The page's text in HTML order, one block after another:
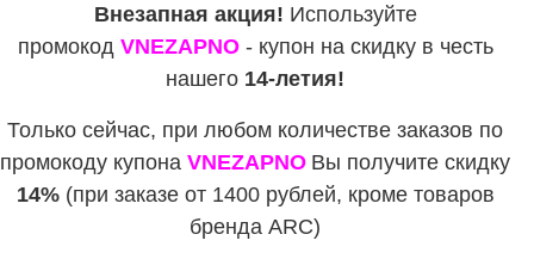
Внезапная акция! Используйте
промокод VNEZAPNO- купон на скидку в честь
нашего 14-летия!
Только сейчас, при любом количестве заказов по
промокоду купона VNEZAPNO Вы получите скидку
14%(при заказе от 1400 рублей, кроме товаров
бренда ARC)